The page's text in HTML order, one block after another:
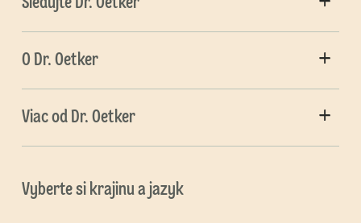
O Dr. Oetker
Viac od Dr. Oetker
Vyberte si krajinu a jazyk